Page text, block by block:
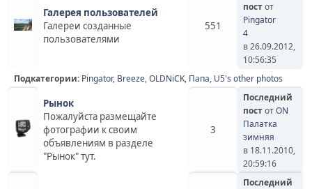
Галерея пользователей
Галереи созданные
пользователями
551
постот
Pingator
4
в 26.09.2012,
10:56:35
Подкатегории: Pingator, Breeze,OLDNiCK, Папа, U5's other photos
Рынок
Пожалуйста размещайте
фотографии к своим
объявлениям в разделе
"Рынок" тут.
3
Последний
постотON
Палатка
зимняя
в 18.11.2010,
20:59:16
Последний